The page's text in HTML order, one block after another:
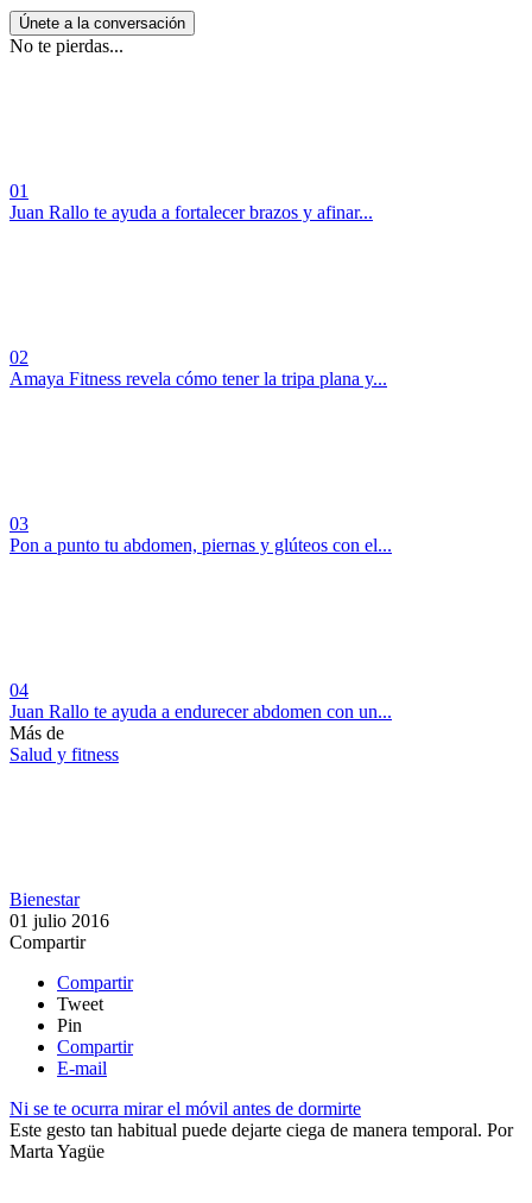
Únete a la conversación
No te pierdas...
01
Juan Rallo te ayuda a fortalecer brazos y afinar...
02
Amaya Fitness revela cómo tener la tripa plana y...
03
Pon a punto tu abdomen, piernas y glúteos con el...
04
Juan Rallo te ayuda a endurecer abdomen con un...
Más de
Salud y fitness
Bienestar
01 julio 2016
Compartir
Compartir
Tweet
Pin
Compartir
E-mail
Ni se te ocurra mirar el móvil antes de dormirte
Este gesto tan habitual puede dejarte ciega de manera temporal. Por
Marta Yagüe